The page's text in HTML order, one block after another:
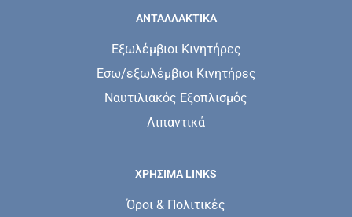
ΑΝΤΑΛΛΑΚΤΙΚΑ
Εξωλέμβιοι Κινητήρες
Εσω/εξωλέμβιοι Κινητήρες
Ναυτιλιακός Εξοπλισμός
Λιπαντικά
ΧΡΗΣΙΜΑ LINKS
Όροι & Πολιτικές